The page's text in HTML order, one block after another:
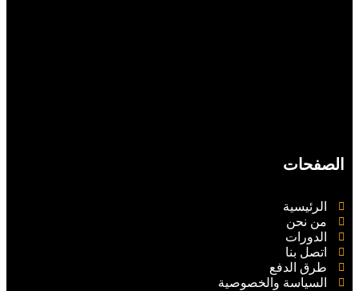
الصفحات
الرئيسية
من نحن
الدورات
اتصل بنا
طرق الدفع
السياسة والخصوصية